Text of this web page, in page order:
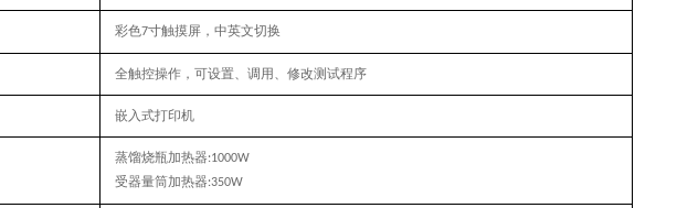
彩色7寸触摸屏，中英文切换
全触控操作，可设置、调用、修改测试程序
嵌入式打印机
蒸馏烧瓶加热器:1000W
受器量筒加热器:350W